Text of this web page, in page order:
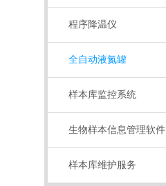
程序降温仪
全自动液氮罐
样本库监控系统
生物样本信息管理软件
样本库维护服务